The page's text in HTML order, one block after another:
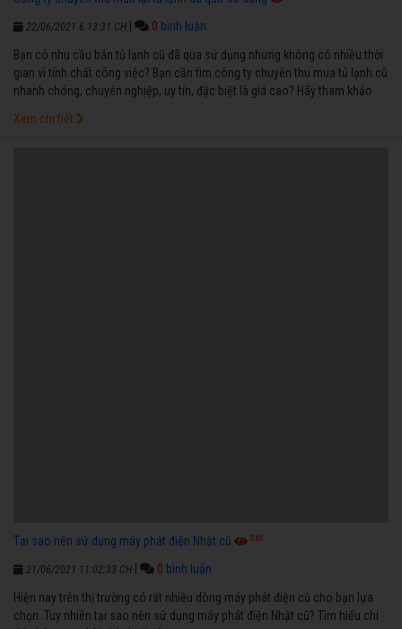
22/06/2021 6:13:31 CH 0 bình luận
Bạn có nhu cầu bán tủ lạnh cũ đã qua sử dụng nhưng không có nhiều thời
gian vì tính chất công việc? Bạn cần tìm công ty chuyên thu mua tủ lạnh cũ
nhanh chóng, chuyên nghiệp, uy tín, đặc biệt là giá cao? Hãy tham khảo
cho mình nhé!
Xem chi tiết
Tại sao nên sử dụng máy phát điện Nhật cũ 565
21/06/2021 11:02:33 CH 0 bình luận
Hiện nay trên thị trường có rất nhiều dòng máy phát điện cũ cho bạn lựa
chọn. Tuy nhiên tại sao nên sử dụng máy phát điện Nhật cũ? Tìm hiểu chi